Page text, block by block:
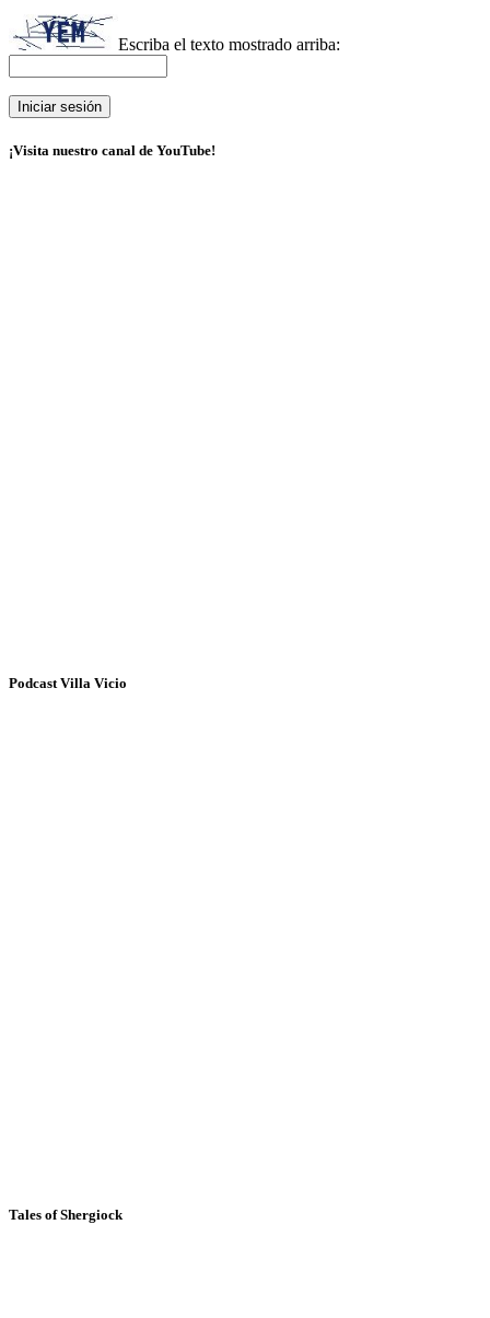
Escriba el texto mostrado arriba:
¡Visita nuestro canal de YouTube!
Podcast Villa Vicio
Tales of Shergiock